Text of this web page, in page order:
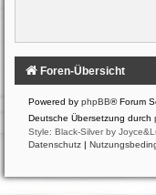
Foren-Übersicht
Powered by phpBB® Forum
Deutsche Übersetzung durch
Style: Black-Silver by
Datenschutz |